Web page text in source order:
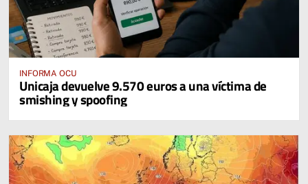
INFORMA OCU
Unicaja devuelve 9.570 euros a una víctima de
smishing y spoofing